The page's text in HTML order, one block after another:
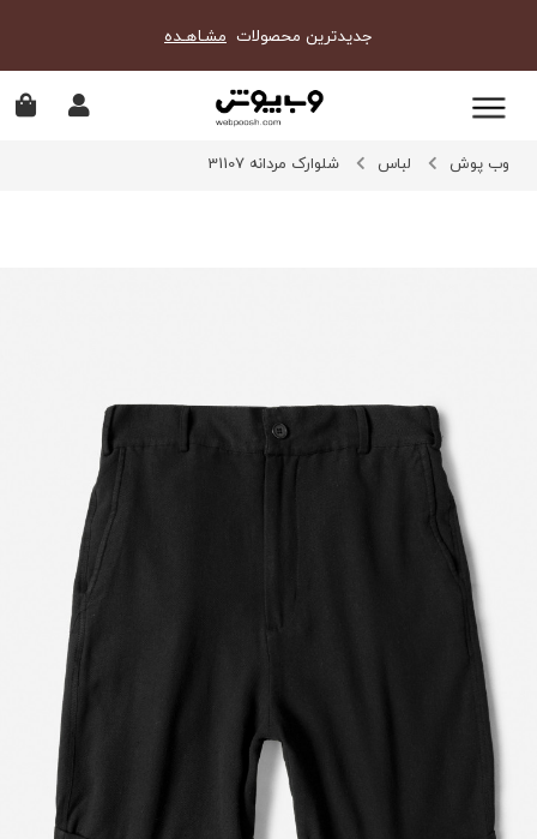
جدیدترین محصولات مشـاهـده
وب پوش لباس شلوارک مردانه 31107